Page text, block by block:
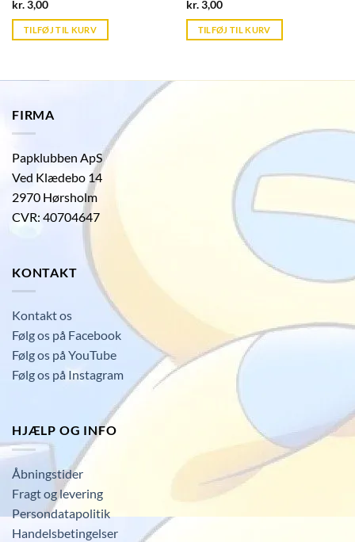
kr.3,00Current
is:
kr. 39,95.
TILFØJ TIL KURV
kr.3,00Current
is:
kr. 39,95.
TILFØJ TIL KURV
FIRMA
Papklubben ApS
Ved Klædebo 14
2970 Hørsholm
CVR: 40704647
KONTAKT
Kontakt os
Følg os på Facebook
Følg os på YouTube
Følg os på Instagram
HJÆLP OG INFO
Åbningstider
Fragt og levering
Persondatapolitik
Handelsbetingelser